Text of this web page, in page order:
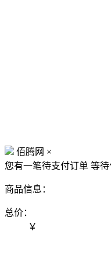
佰腾网 ×
您有一笔待支付订单 等
商品信息：
总价：
￥